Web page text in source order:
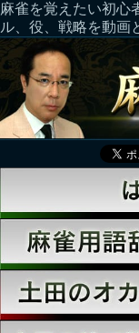
麻雀を覚えたい初心
ル、役、戦略を動画